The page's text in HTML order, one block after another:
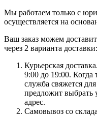
Мы работаем только с
осуществляется на
Ваш заказ можем
через 2 варианта доставки:
Курьерская
9:00 до 19:00. Когда
служба свяжется
предложит выбрать
адрес.
Самовывоз со